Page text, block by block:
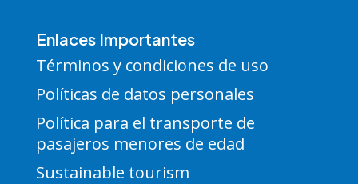
Enlaces Importantes
Términos y condiciones de uso
Políticas de datos personales
Política para el transporte de
pasajeros menores de edad
Sustainable tourism